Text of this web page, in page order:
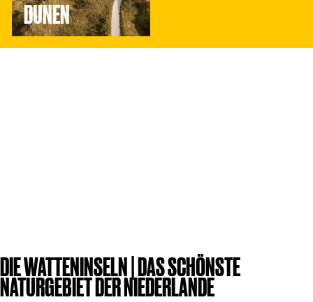
DÜNEN
DIE WATTENINSELN | DAS SCHÖNSTE
NATURGEBIET DER NIEDERLANDE